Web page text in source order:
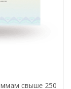
свыше 250